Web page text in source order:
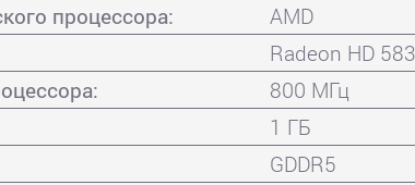
процессора:
AMD
Radeon HD
800 МГц
1 ГБ
GDDR5